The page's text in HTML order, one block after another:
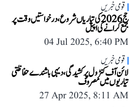
قومی خبریں
حج 2026 کی تیاریاں شروع، درخواستیں وقت پر
جمع کرانے کی اپیل
04 Jul 2025, 6:40 PM
قومی خبریں
لائن آف کنٹرول پر کشیدگی، دیہی باشندے حفاظتی
تیاریوں میں مصروف
27 Apr 2025, 8:11 AM